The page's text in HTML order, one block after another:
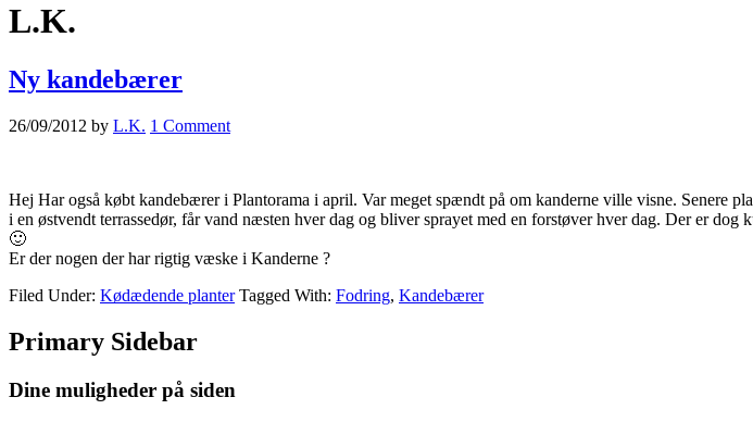
L.K.
Ny kandebærer
26/09/2012 by L.K. 1 Comment
Hej Har også købt kandebærer i Plantorama i april. Var meget spændt på om kanderne ville visne. Senere
i en østvendt terrassedør, får vand næsten hver dag og bliver sprayet med en forstøver hver dag. Der er
🙂
Er der nogen der har rigtig væske i Kanderne ?
Filed Under: Kødædende planter Tagged With: Fodring, Kandebærer
Primary Sidebar
Dine muligheder på siden